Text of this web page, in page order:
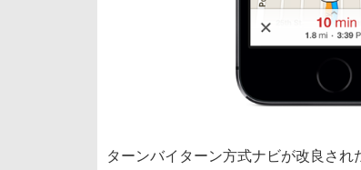
ターンバイターン方式ナビが改良さ